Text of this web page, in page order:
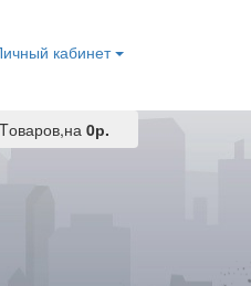
кабинет
Tоваров,на 0р.